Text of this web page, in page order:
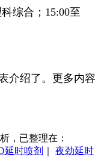
综合；15:00至
介绍了。更多内容
，已整理在：
延时喷剂
夜劲延时